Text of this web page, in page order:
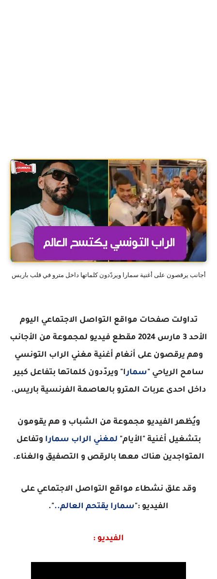
أجانب يرقصون على أغنية سمارا ويردّدون كلماتها داخل مترو في قلب باريس
تداولت صفحات مواقع التواصل الاجتماعي اليوم
الأحد 3 مارس 2024 مقطع فيديو لمجموعة من الأجانب
وهم يرقصون على أنغام أغنية مغني الراب التونسي
سامح الرياحي "سمارا" ويردّدون كلماتها بتفاعل كبير
داخل احدى عربات المترو بالعاصمة الفرنسية باريس.
ويُظهر الفيديو مجموعة من الشباب و هم يقومون
بتشغيل أغنية "الأيام" لمغني الراب سمارا وتفاعل
المتواجدين هناك معها بالرقص و التصفيق والغناء.
وقد علق نشطاء مواقع التواصل الاجتماعي على
الفيديو :"سمارا يقتحم العالم..".
الفيديو :